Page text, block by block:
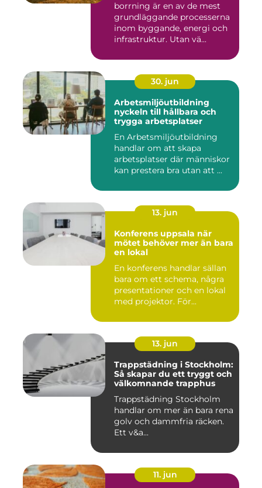
borrning är en av de mest
grundläggande processerna
inom byggande, energi och
infrastruktur. Utan vä...
30. jun
Arbetsmiljöutbildning
nyckeln till hållbara och
trygga arbetsplatser
En Arbetsmiljöutbildning
handlar om att skapa
arbetsplatser där människor
kan prestera bra utan att ...
13. jun
Konferens uppsala när
mötet behöver mer än bara
en lokal
En konferens handlar sällan
bara om ett schema, några
presentationer och en lokal
med projektor. För...
13. jun
Trappstädning i Stockholm:
Så skapar du ett tryggt och
välkomnande trapphus
Trappstädning Stockholm
handlar om mer än bara rena
golv och dammfria räcken.
Ett v&a...
11. jun